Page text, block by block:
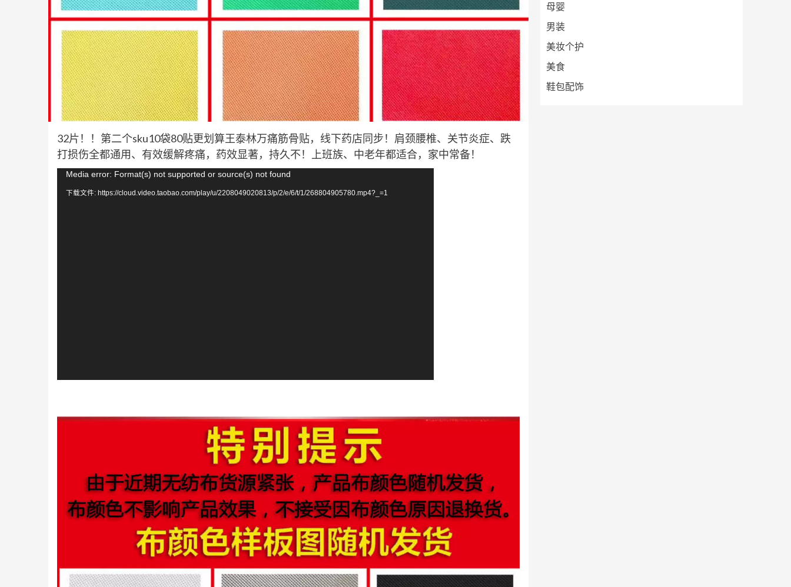
32片！！第二个sku10袋80贴更划算王泰林万痛筋骨贴，线下药店同步！肩颈腰椎、关节炎症、跌
打损伤全都通用、有效缓解疼痛，药效显著，持久不！上班族、中老年都适合，家中常备！
视
频
Media error: Format(s) not supported or source(s) not found
下载文件: https://cloud.video.taobao.com/play/u/2208049020813/p/2/e/6/t/1/268804905780.mp4?_=1
母婴
男装
美妆个护
美食
鞋包配饰